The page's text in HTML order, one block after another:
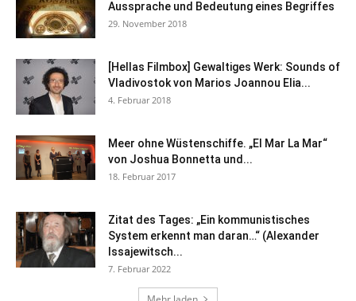
Aussprache und Bedeutung eines Begriffes
29. November 2018
[Hellas Filmbox] Gewaltiges Werk: Sounds of
Vladivostok von Marios Joannou Elia...
4. Februar 2018
Meer ohne Wüstenschiffe. „El Mar La Mar“
von Joshua Bonnetta und...
18. Februar 2017
Zitat des Tages: „Ein kommunistisches
System erkennt man daran…“ (Alexander
Issajewitsch...
7. Februar 2022